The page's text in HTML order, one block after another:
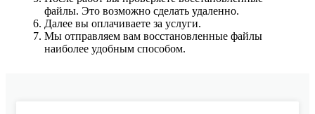
файлы. Это возможно сделать удаленно.
Далее вы оплачиваете за услуги.
Мы отправляем вам восстановленные файлы
наиболее удобным способом.